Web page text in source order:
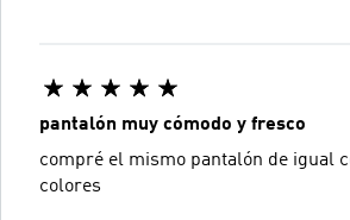
pantalón muy cómodo y fresco
compré el mismo pantalón de igual
colores